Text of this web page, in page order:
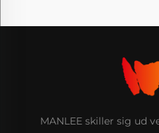
MANLEE skiller sig ud